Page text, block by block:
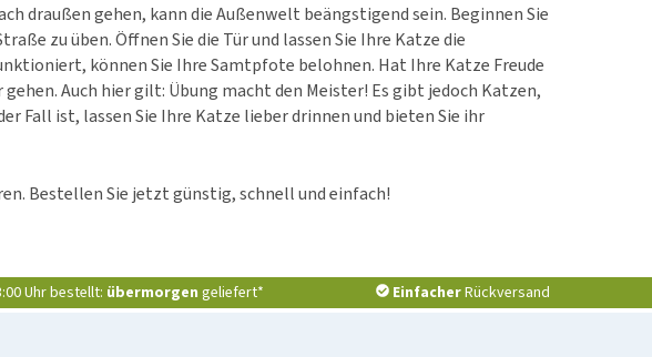
draußen gehen, kann die Außenwelt beängstigend sein. Beginnen Sie
zu üben. Öffnen Sie die Tür und lassen Sie Ihre Katze die
können Sie Ihre Samtpfote belohnen. Hat Ihre Katze Freude
Auch hier gilt: Übung macht den Meister! Es gibt jedoch Katzen,
Fall ist, lassen Sie Ihre Katze lieber drinnen und bieten Sie ihr
Bestellen Sie jetzt günstig, schnell und einfach!
Uhr bestellt: übermorgen geliefert* EinfacherRückversand